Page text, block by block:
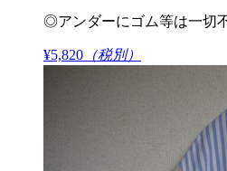
◎アンダーにゴム等は一切
¥5,820 （税別）